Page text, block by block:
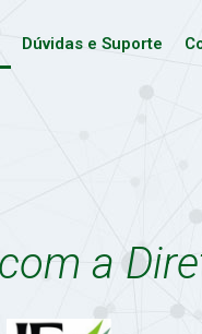
Dúvidas e Suporte
com a